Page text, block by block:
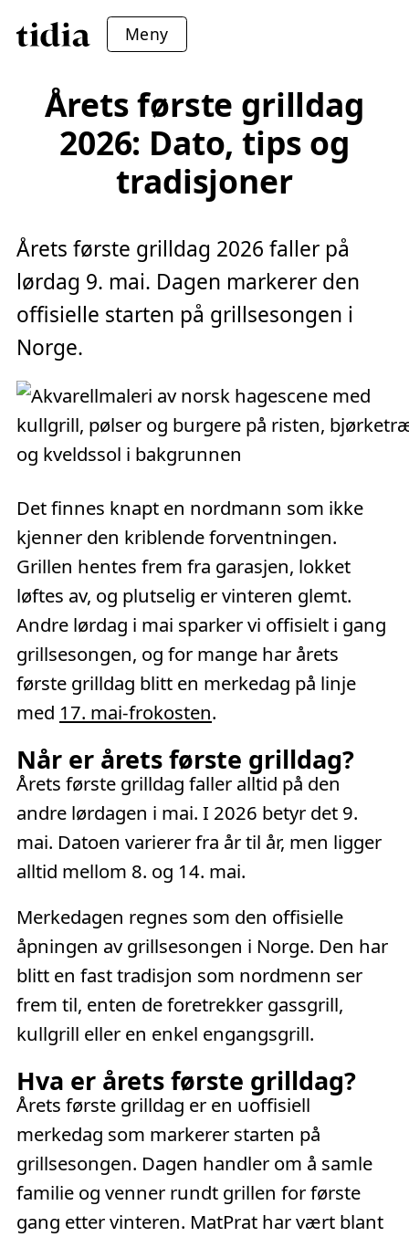
Meny
Årets første grilldag
2026: Dato, tips og
tradisjoner
Årets første grilldag 2026 faller på
lørdag 9. mai. Dagen markerer den
offisielle starten på grillsesongen i
Norge.
Det finnes knapt en nordmann som ikke
kjenner den kriblende forventningen.
Grillen hentes frem fra garasjen, lokket
løftes av, og plutselig er vinteren glemt.
Andre lørdag i mai sparker vi offisielt i gang
grillsesongen, og for mange har årets
første grilldag blitt en merkedag på linje
med 17. mai-frokosten.
Når er årets første grilldag?
Årets første grilldag faller alltid på den
andre lørdagen i mai. I 2026 betyr det 9.
mai. Datoen varierer fra år til år, men ligger
alltid mellom 8. og 14. mai.
Merkedagen regnes som den offisielle
åpningen av grillsesongen i Norge. Den har
blitt en fast tradisjon som nordmenn ser
frem til, enten de foretrekker gassgrill,
kullgrill eller en enkel engangsgrill.
Hva er årets første grilldag?
Årets første grilldag er en uoffisiell
merkedag som markerer starten på
grillsesongen. Dagen handler om å samle
familie og venner rundt grillen for første
gang etter vinteren. MatPrat har vært blant